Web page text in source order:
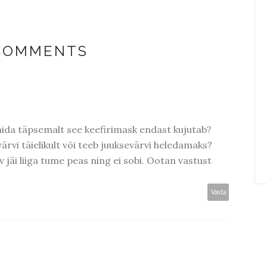
täpsemalt see keefirimask endast kujutab?
täielikult või teeb juuksevärvi heledamaks?
jäi liiga tume peas ning ei sobi. Ootan vastust
Vasta